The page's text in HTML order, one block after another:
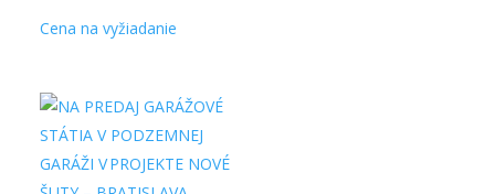
Cena na vyžiadanie